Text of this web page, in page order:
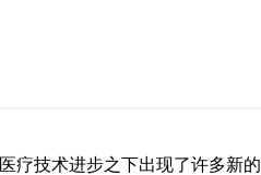
医疗技术进步之下出现了许多新